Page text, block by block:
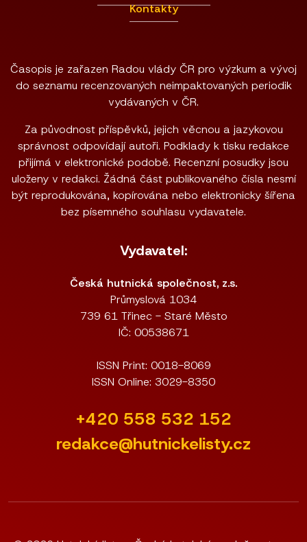
Kontakty
Časopis je zařazen Radou vlády ČR pro výzkum a vývoj
do seznamu recenzovaných neimpaktovaných periodik
vydávaných v ČR.
Za původnost příspěvků, jejich věcnou a jazykovou
správnost odpovídají autoři. Podklady k tisku redakce
přijímá v elektronické podobě. Recenzní posudky jsou
uloženy v redakci. Žádná část publikovaného čísla nesmí
být reprodukována, kopírována nebo elektronicky šířena
bez písemného souhlasu vydavatele.
Vydavatel:
Česká hutnická společnost, z.s.
Průmyslová 1034
739 61 Třinec - Staré Město
IČ: 00538671
ISSN Print: 0018-8069
ISSN Online: 3029-8350
+420 558 532 152
redakce@hutnickelisty.cz